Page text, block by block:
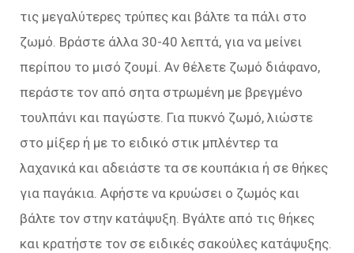
τις μεγαλύτερες τρύπες και βάλτε τα πάλι στο
ζωμό. Βράστε άλλα 30-40 λεπτά, για να μείνει
περίπου το μισό ζουμί. Αν θέλετε ζωμό διάφανο,
περάστε τον από σητα στρωμένη με βρεγμένο
τουλπάνι και παγώστε. Για πυκνό ζωμό, λιώστε
στο μίξερ ή με το ειδικό στικ μπλέντερ τα
λαχανικά και αδειάστε τα σε κουπάκια ή σε θήκες
για παγάκια. Αφήστε να κρυώσει ο ζωμός και
βάλτε τον στην κατάψυξη. Βγάλτε από τις θήκες
και κρατήστε τον σε ειδικές σακούλες κατάψυξης.